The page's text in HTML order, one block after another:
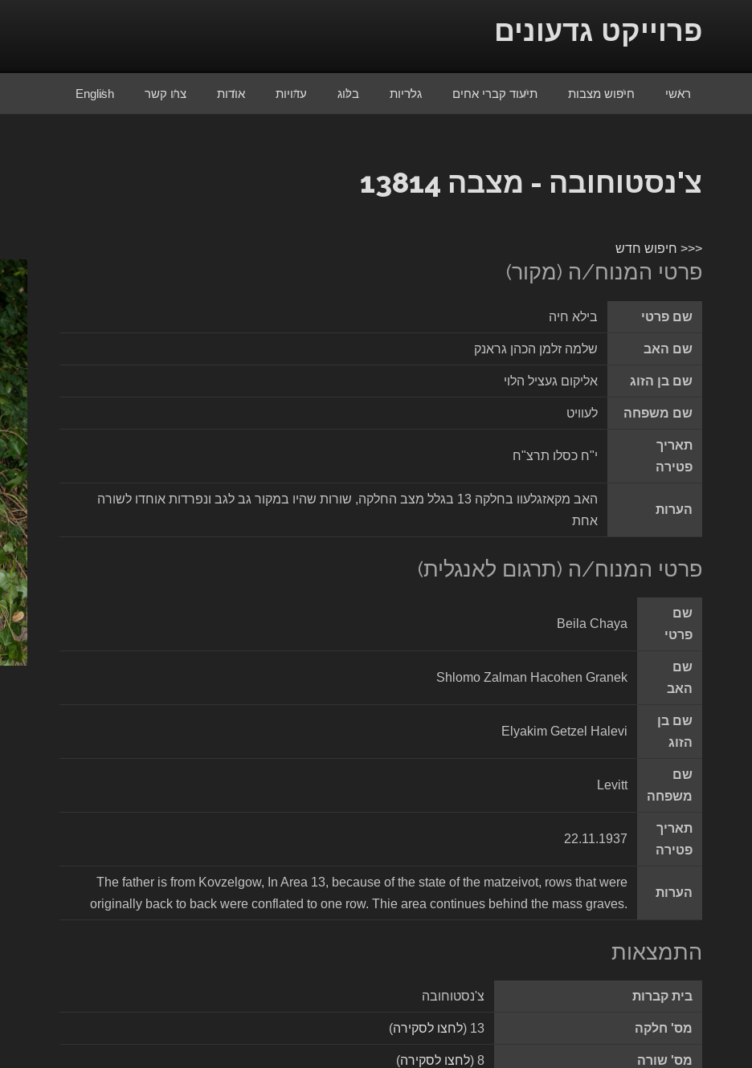
פרוייקט גדעונים
ראשי חיפוש מצבות תיעוד קברי אחים גלריות בלוג עדויות אודות צרו קשר English
צ'נסטוחובה - מצבה 13814
<<< חיפוש חדש
פרטי המנוח/ה (מקור)
שם פרטי בילא חיה
שם האב שלמה זלמן הכהן גראנק
שם בן הזוג אליקום געציל הלוי
שם משפחה לעוויט
תאריך
פטירה
י"ח כסלו תרצ"ח
הערות
האב מקאזגלעוו בחלקה 13 בגלל מצב החלקה, שורות שהיו במקור גב לגב ונפרדות אוחדו לשורה
אחת
פרטי המנוח/ה (תרגום לאנגלית)
שם
פרטי
Beila Chaya
שם
האב
Shlomo Zalman Hacohen Granek
שם בן
הזוג
Elyakim Getzel Halevi
שם
משפחה
Levitt
תאריך
פטירה
22.11.1937
הערות
The father is from Kovzelgow, In Area 13, because of the state of the matzeivot, rows that were
originally back to back were conflated to one row. Thie area continues behind the mass graves.
התמצאות
בית קברות צ'נסטוחובה
מס' חלקה 13 ( לחצו לסקירה)
מס' שורה 8 ( לחצו לסקירה)